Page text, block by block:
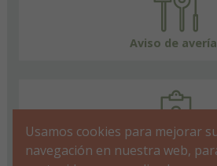
Aviso de
FAQs
Usamos cookies para mejorar
navegación en nuestra web,